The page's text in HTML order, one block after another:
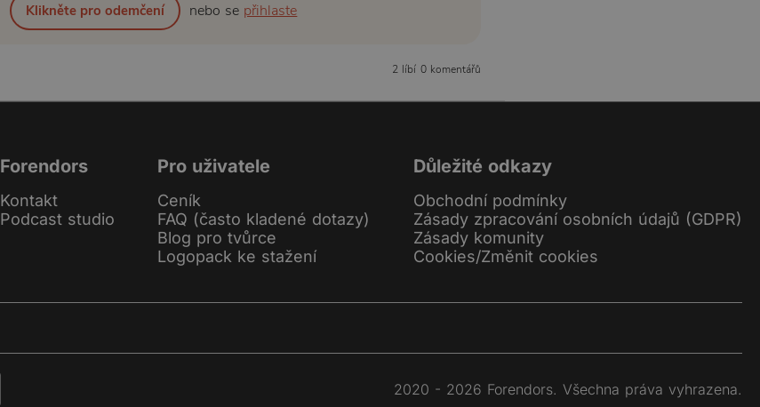
Klikněte pro odemčení nebo se přihlaste
2 líbí 0 komentářů
Forendors
Kontakt
Podcast studio
Pro uživatele
Ceník
FAQ (často kladené dotazy)
Blog pro tvůrce
Logopack ke stažení
Důležité odkazy
Obchodní podmínky
Zásady zpracování osobních údajů (GDPR)
Zásady komunity
Cookies/Změnit cookies
2020 - 2026 Forendors. Všechna práva vyhrazena.